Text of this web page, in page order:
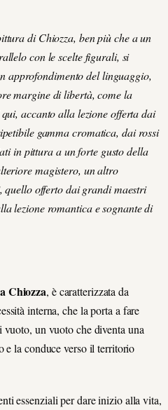
di Chiozza, ben più che a un
con le scelte figurali, si
approfondimento del linguaggio,
margine di libertà, come la
accanto alla lezione offerta dai
gamma cromatica, dai rossi
in pittura a un forte gusto della
magistero, un altro
offerto dai grandi maestri
lezione romantica e sognante di
Chiozza, è caratterizzata da
interna, che la porta a fare
vuoto, un vuoto che diventa una
e la conduce verso il territorio
essenziali per dare inizio alla vita,